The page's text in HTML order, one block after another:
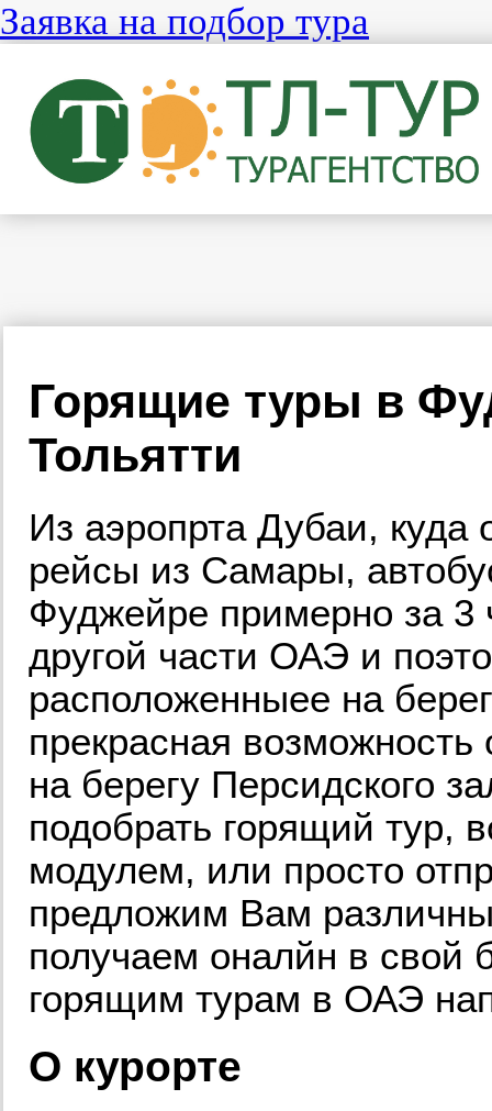
Заявка на подбор тура
Горящие туры в
Тольятти
Из аэропрта Дубаи,
рейсы из Самары,
Фуджейре примерно за 3
другой части ОАЭ и
расположенныее на
прекрасная
на берегу Персидского
подобрать горящий тур,
модулем, или просто
предложим Вам
получаем оналйн в
горящим турам в ОАЭ
О курорте